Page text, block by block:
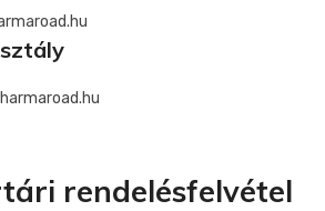
rendelésfelvétel